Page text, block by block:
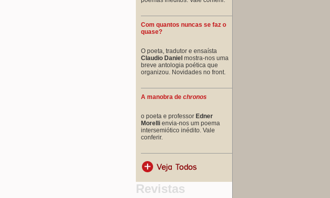
Com quantos nuncas se faz o
quase?
O poeta, tradutor e ensaísta
Claudio Daniel mostra-nos uma
breve antologia poética que
organizou. Novidades no front.
A manobra de chronos
o poeta e professor Edner
Morelli envia-nos um poema
intersemiótico inédito. Vale
conferir.
Revistas